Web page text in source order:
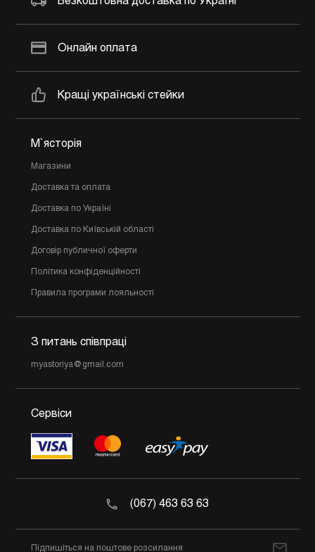
Онлайн оплата
Кращі українські стейки
М`ясторія
Магазини
Доставка та оплата
Доставка по Україні
Доставка по Київській області
Договір публичної оферти
Політика конфіденційності
Правила програми лояльності
З питань співпраці
myastoriya@gmail.com
Сервіси
(067) 463 63 63